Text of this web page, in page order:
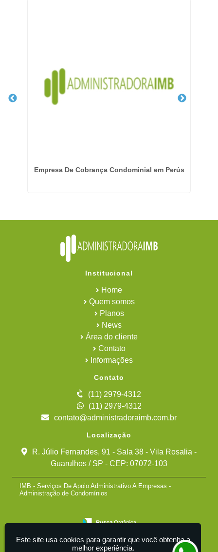
Empresa De Cobrança Condominial em Perús
Institucional
Home
Quem somos
Planos
News
Área do cliente
Contato
Informações
Contato
(11) 2979-4312
(11) 2979-4312
contato@administradoraimb.com.br
Localização
R. Júlio Fernandes, 91 - Sala 38 - Vila Rosalia -
Guarulhos / SP - CEP: 07072-103
IMB - Serviços De Apoio Administrativo A Empresas -
Administração de Condomínios
Este site usa cookies para garantir que você obtenha a
melhor experiência.